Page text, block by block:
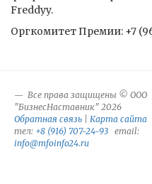
Freddyy.
Оргкомитет Премии: +7
Все права защищены © ООО
"БизнесНаставник" 2026
Обратная связь
Карта сайта
тел: +8 (916) 707-24-93 email:
info@mfoinfo24.ru